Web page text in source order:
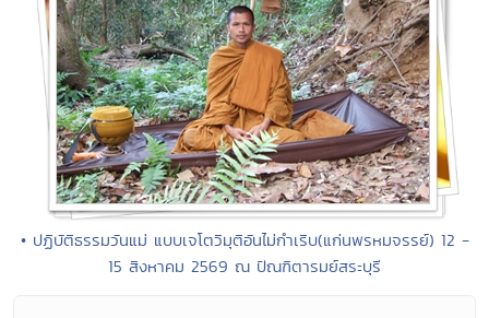
• ปฏิบัติธรรมวันแม่ แบบเจโตวิมุติอันไม่กำเริบ(แก่นพรหมจรรย์) 12 -
15 สิงหาคม 2569 ณ ปัณฑิตารมย์สระบุรี